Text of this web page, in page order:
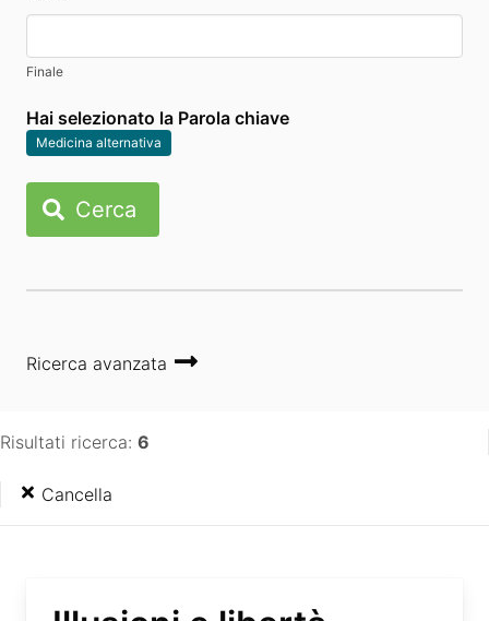
Finale
Hai selezionato la Parola chiave
Medicina alternativa
Cerca
Ricerca avanzata
Risultati ricerca: 6
Cancella